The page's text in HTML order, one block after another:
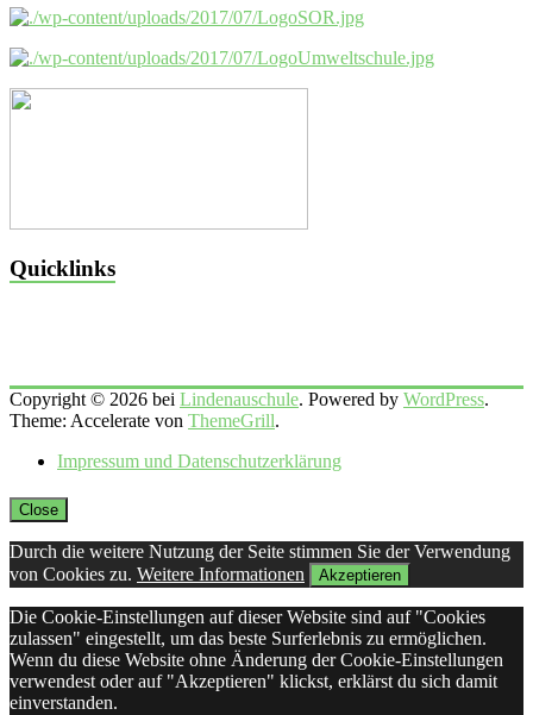
Quicklinks
Copyright © 2026 bei Lindenauschule. Powered by WordPress.
Theme: Accelerate von ThemeGrill.
Impressum und Datenschutzerklärung
Close
Durch die weitere Nutzung der Seite stimmen Sie der Verwendung
von Cookies zu. Weitere Informationen Akzeptieren
Die Cookie-Einstellungen auf dieser Website sind auf "Cookies
zulassen" eingestellt, um das beste Surferlebnis zu ermöglichen.
Wenn du diese Website ohne Änderung der Cookie-Einstellungen
verwendest oder auf "Akzeptieren" klickst, erklärst du sich damit
einverstanden.